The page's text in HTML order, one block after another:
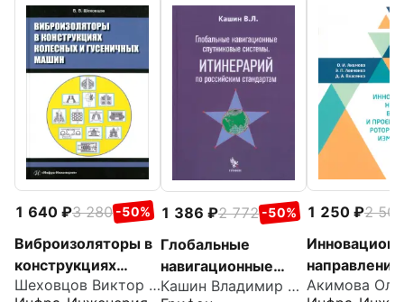
1 640 3 280 -50%
Виброизоляторы в
конструкциях
колесных и
Шеховцов Виктор Викторович
1 386 2 772 -50%
Глобальные
навигационные
спутниковые
Кашин Владимир Леонидович
1 250
2 500
направления
разработке и